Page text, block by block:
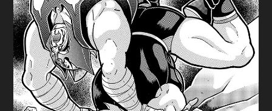
特集
超人総選挙
新超人募集
ゆで問答